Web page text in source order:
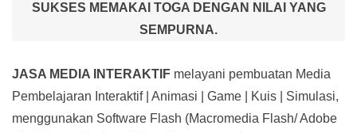
SUKSES MEMAKAI TOGA DENGAN NILAI YANG
SEMPURNA.
JASA MEDIA INTERAKTIF melayani pembuatan Media
Pembelajaran Interaktif| Animasi | Game | Kuis | Simulasi,
menggunakan Software Flash (Macromedia Flash/ Adobe